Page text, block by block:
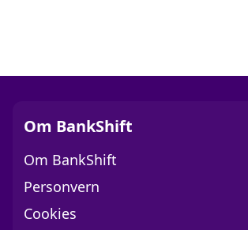
Om BankShift
Om BankShift
Personvern
Cookies